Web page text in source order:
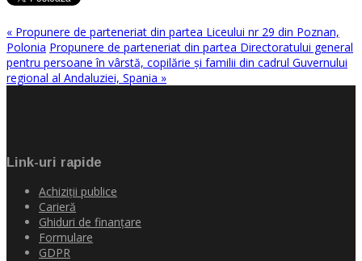
« Propunere de parteneriat din partea Liceului nr 29 din Poznan,
Polonia Propunere de parteneriat din partea Directoratului general
pentru persoane în vârstă, copilărie şi familii din cadrul Guvernului
regional al Andaluziei, Spania »
Link-uri rapide
Achiziţii publice
Carieră
Ghiduri de finanţare
Formulare
GDPR